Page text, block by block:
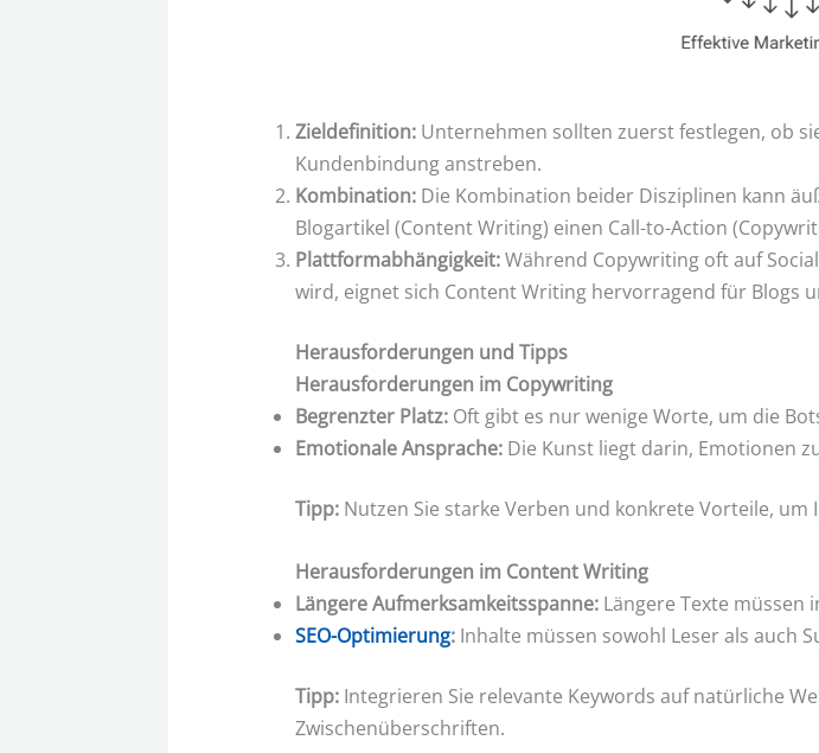
Zieldefinition:Unternehmen sollten zuerst festlegen, ob
Kundenbindung anstreben.
Kombination:Die Kombination beider Disziplinen kann
Blogartikel (Content Writing) einen Call-to-Action
Plattformabhängigkeit:Während Copywriting oft auf
wird, eignet sich Content Writing hervorragend für Blogs
Herausforderungen und Tipps
Herausforderungen im Copywriting
Begrenzter Platz:Oft gibt es nur wenige Worte, um die
Emotionale Ansprache:Die Kunst liegt darin, Emotionen
Tipp:Nutzen Sie starke Verben und konkrete Vorteile,
Herausforderungen im Content Writing
Längere Aufmerksamkeitsspanne:Längere Texte müssen
SEO-Optimierung:Inhalte müssen sowohl Leser als auch
Tipp:Integrieren Sie relevante Keywords auf natürliche
Zwischenüberschriften.